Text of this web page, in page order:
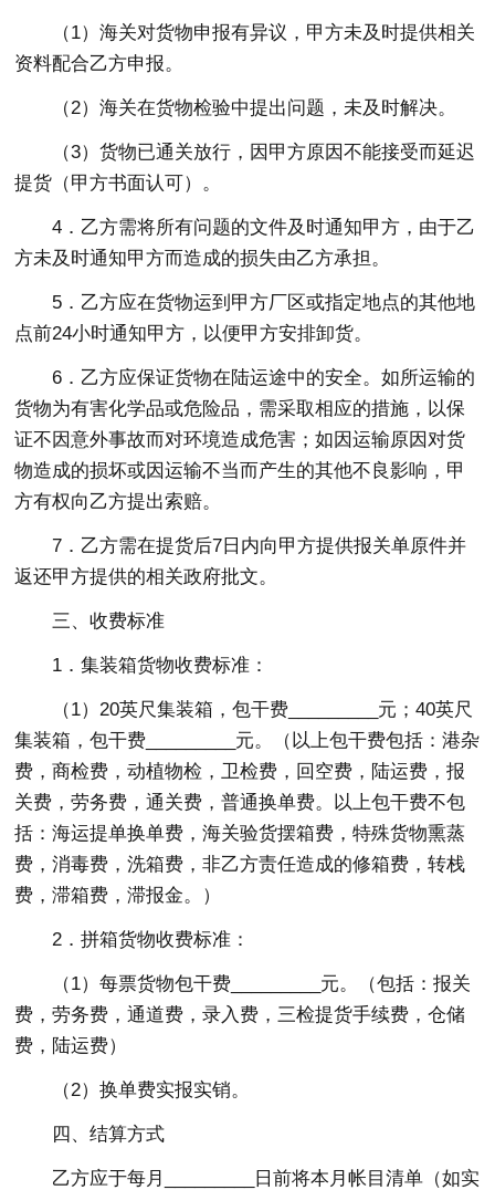
（1）海关对货物申报有异议，甲方未及时提供相关
资料配合乙方申报。
（2）海关在货物检验中提出问题，未及时解决。
（3）货物已通关放行，因甲方原因不能接受而延迟
提货（甲方书面认可）。
4．乙方需将所有问题的文件及时通知甲方，由于乙
方未及时通知甲方而造成的损失由乙方承担。
5．乙方应在货物运到甲方厂区或指定地点的其他地
点前24小时通知甲方，以便甲方安排卸货。
6．乙方应保证货物在陆运途中的安全。如所运输的
货物为有害化学品或危险品，需采取相应的措施，以保
证不因意外事故而对环境造成危害；如因运输原因对货
物造成的损坏或因运输不当而产生的其他不良影响，甲
方有权向乙方提出索赔。
7．乙方需在提货后7日内向甲方提供报关单原件并
返还甲方提供的相关政府批文。
三、收费标准
1．集装箱货物收费标准：
（1）20英尺集装箱，包干费_________元；40英尺
集装箱，包干费_________元。（以上包干费包括：港杂
费，商检费，动植物检，卫检费，回空费，陆运费，报
关费，劳务费，通关费，普通换单费。以上包干费不包
括：海运提单换单费，海关验货摆箱费，特殊货物熏蒸
费，消毒费，洗箱费，非乙方责任造成的修箱费，转栈
费，滞箱费，滞报金。）
2．拼箱货物收费标准：
（1）每票货物包干费_________元。（包括：报关
费，劳务费，通道费，录入费，三检提货手续费，仓储
费，陆运费）
（2）换单费实报实销。
四、结算方式
乙方应于每月_________日前将本月帐目清单（如实